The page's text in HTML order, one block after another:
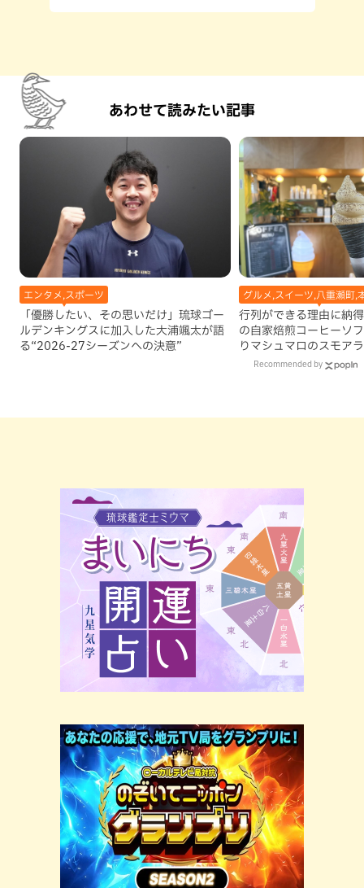
あわせて読みたい記事
エンタメ,スポーツ
「優勝したい、その思いだけ」琉球ゴー
ルデンキングスに加入した大浦颯太が語
る“2026-27シーズンへの決意”
グルメ,スイーツ,八重瀬町,
行列ができる理由に納
の自家焙煎コーヒーソ
りマシュマロのスモア
瀬町）
Recommended by